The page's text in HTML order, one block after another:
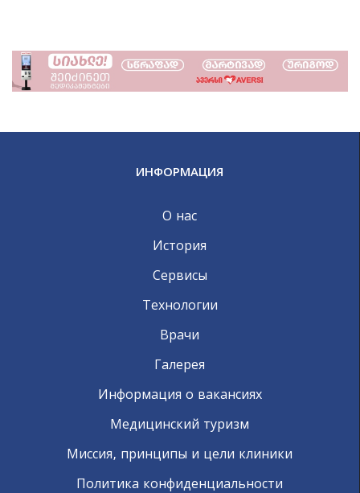
ИНФОРМАЦИЯ
О нас
История
Сервисы
Технологии
Врачи
Галерея
Информация о вакансиях
Медицинский туризм
Миссия, принципы и цели клиники
Политика конфиденциальности